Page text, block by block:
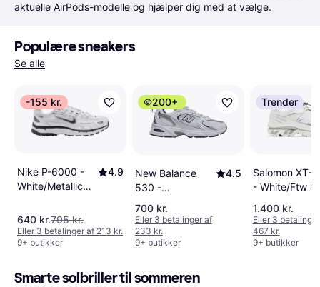
aktuelle AirPods-modelle og hjælper dig med at vælge.
Populære sneakers
Se alle
-155 kr.
Nike P-6000 -
White/Metallic
4.9
640 kr.795 kr.
Eller 3 betalinger af 213 kr.
9+ butikker
200+
New Balance
530 -
White/Natural
Indigo
4.5
700 kr.
Eller 3 betalinger af
233 kr.
9+ butikker
Trender
Salomon XT-
- White/Ftw
1.400 kr.
Eller 3
467 kr.
9+ butikker
Smarte solbriller til sommeren